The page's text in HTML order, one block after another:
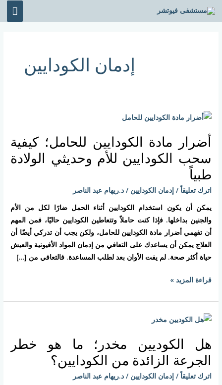
تخطي
إلى
إدمان الكودايين
أضرار مادة الكودايين للحامل؛ كيفية
سحب الكودايين للأم وحديثي الولادة
طبياً
اترك تعليقاً /إدمان الكودايين /د.ريهام عبد الناصر
يمكن أن يكون استخدام الكودايين أثناء الحمل ضارًا لكل من الأم
والجنين بداخلها. فإذا كنت حاملاً وتتعاطين الكودايين حاليًا، فمن المهم
أن تفهمي أضرار مادة الكودايين للحامل، ولكن يجب أن تدركي أيضًا أن
العلاج يمكن أن يساعدك على التعافي من إدمان المواد الأفيونية والعيش
حياة أكثر صحة. لم يفت الأوان بعد لطلب المساعدة. فالتعافي من […]
أضرار
الكودايين
للحامل؛
كيفية
سحب
الكودايين
للأم
وحديثي
الولادة
طبياً
قراءة المزيد »
هل الكوديين مخدر؛ ما هو خطر
الجرعة الزائدة من الكودايين؟
اترك تعليقاً /إدمان الكودايين /د.ريهام عبد الناصر
هل
مخدر؛
ما
هو
خطر